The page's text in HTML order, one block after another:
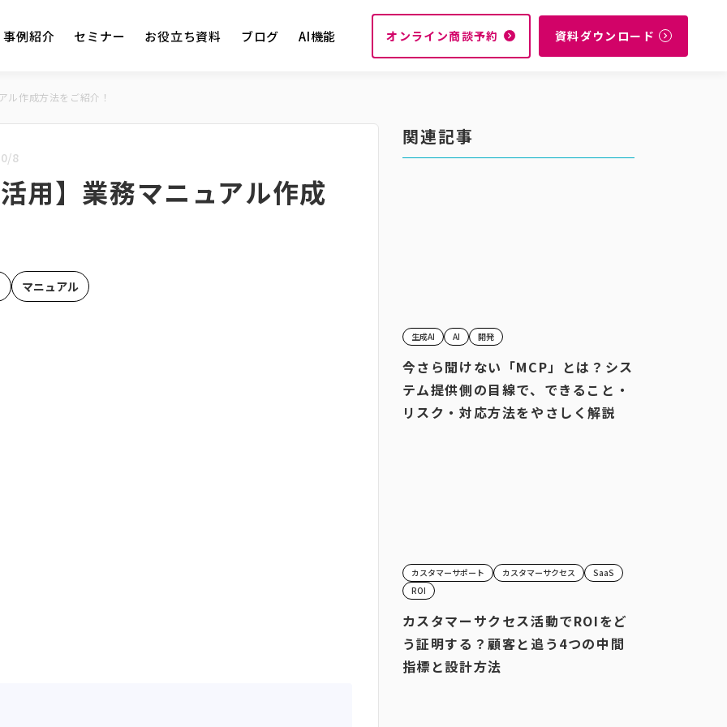
事例紹介 セミナー お役立ち資料 ブログ AI機能 オンライン商談予約 navigate_next 資料ダウンロード navigate_next
ル作成方法をご紹介！
8
用】業務マニュアル作成
マニュアル
関連記事
生成AI AI 開発
今さら聞けない「MCP」とは？シス
テム提供側の目線で、できること・
リスク・対応方法をやさしく解説
カスタマーサポート カスタマーサクセス
SaaS
ROI
カスタマーサクセス活動でROIをど
う証明する？顧客と追う4つの中間
指標と設計方法